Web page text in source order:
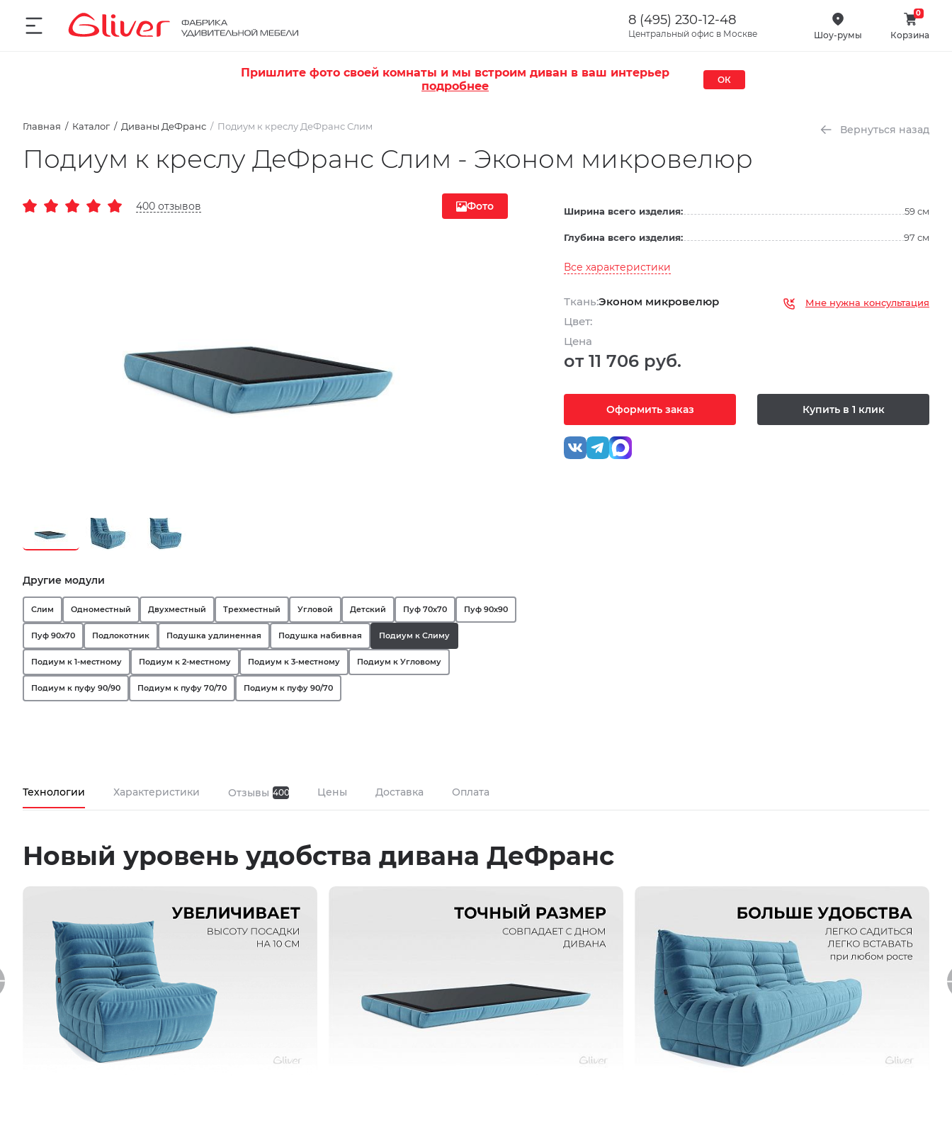
8 (495) 230-12-48
Центральный офис в Москве Шоу-румы
0
Корзина
Пришлите фото своей комнаты и мы встроим диван в ваш интерьер
подробнее
ОК
Главная Каталог Диваны ДеФранс Подиум к креслу ДеФранс Слим Вернуться назад
Подиум к креслу ДеФранс Слим - Эконом микровелюр
400 отзывов Фото
Другие модули
Слим Одноместный Двухместный Трехместный Угловой Детский Пуф 70х70 Пуф 90х90
Пуф 90х70 Подлокотник Подушка удлиненная Подушка набивная Подиум к Слиму
Подиум к 1-местному Подиум к 2-местному Подиум к 3-местному Подиум к Угловому
Подиум к пуфу 90/90 Подиум к пуфу 70/70 Подиум к пуфу 90/70
Ширина всего изделия: 59 см
Глубина всего изделия: 97 см
Все характеристики
Ткань:Эконом микровелюр
Цвет:
Цена
от 11 706 руб.
Мне нужна консультация
Оформить заказ Купить в 1 клик
Технологии Характеристики Отзывы 400 Цены Доставка Оплата
Новый уровень удобства дивана ДеФранс